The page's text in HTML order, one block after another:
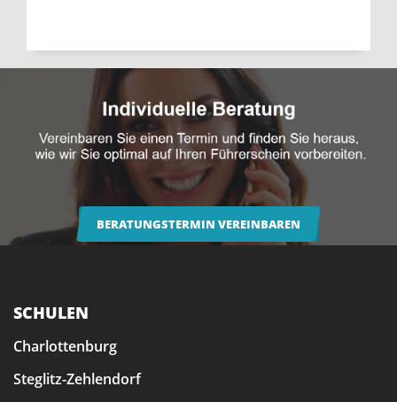
BERATUNGSTERMIN VEREINBAREN
SCHULEN
Charlottenburg
Steglitz-Zehlendorf